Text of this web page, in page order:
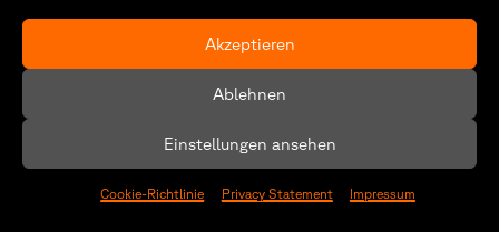
Akzeptieren
Ablehnen
Einstellungen ansehen
Cookie-Richtlinie Privacy Statement Impressum
Datenschutzerklärung